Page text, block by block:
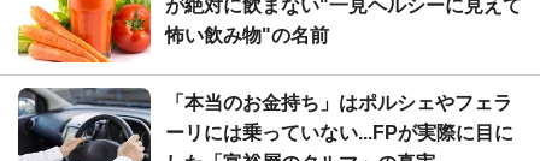
が絶対に飲まない"一見ヘルシーに見えて
怖い飲み物"の名前
「本当のお金持ち」はポルシェやフェラ
ーリには乗っていない...FPが実際に目に